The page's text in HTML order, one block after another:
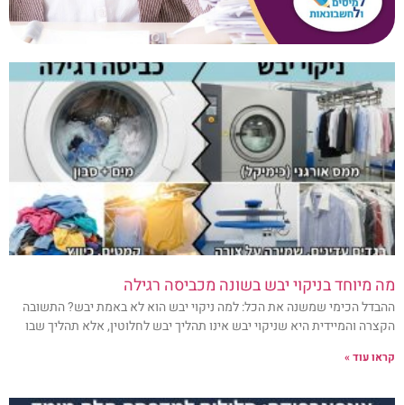
מה מיוחד בניקוי יבש בשונה מכביסה רגילה
ההבדל הכימי שמשנה את הכל: למה ניקוי יבש הוא לא באמת יבש? התשובה
הקצרה והמיידית היא שניקוי יבש אינו תהליך יבש לחלוטין, אלא תהליך שבו
קראו עוד »